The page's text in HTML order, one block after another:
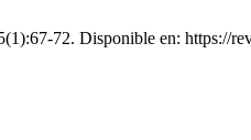
72. Disponible en: https://